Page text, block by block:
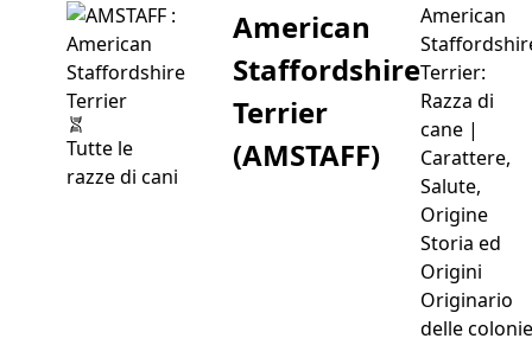
Tutte le
razze di cani
American
Staffordshire
Terrier
(AMSTAFF)
American
Terrier:
Razza di
cane |
Carattere,
Salute,
Origine
Storia ed
Origini
Originario
delle colonie